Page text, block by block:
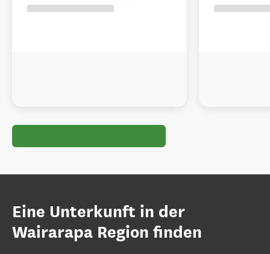
Eine Unterkunft in der
Wairarapa Region finden